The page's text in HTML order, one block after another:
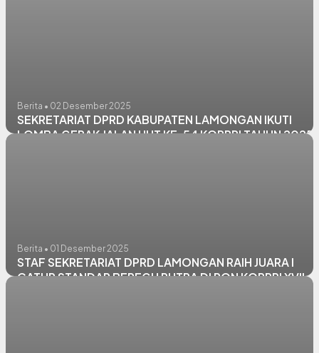
Berita • 02 Desember 2025
SEKRETARIAT DPRD KABUPATEN LAMONGAN IKUTI
LOMBA GERAK JALAN HUT KE-54 KORPRI TAHUN 2025
Berita • 01 Desember 2025
STAF SEKRETARIAT DPRD LAMONGAN RAIH JUARA I
CATUR STANDAR BEREGU PUTRA DI PON KORPRI XVII